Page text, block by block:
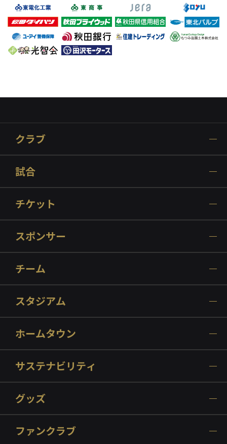
クラブ
試合
チケット
スポンサー
チーム
スタジアム
ホームタウン
サステナビリティ
グッズ
ファンクラブ